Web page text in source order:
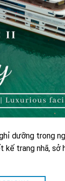
dưỡng trong
trang nhã, sở